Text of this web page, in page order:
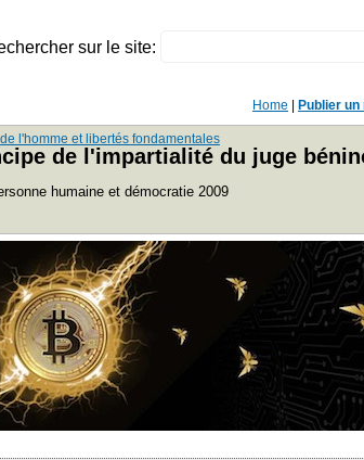
sur le site:
Home Publier
l'homme et libertés fondamentales
de l'impartialité du juge
humaine et démocratie 2009